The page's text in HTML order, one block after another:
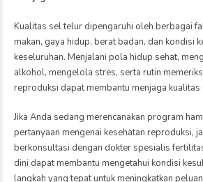
menjalani program hamil, jangan ragu untuk
dokter. Pemeriksaan sejak dini dapat
kista yang dimiliki sekaligus memberikan
sesuai untuk menjaga kesehatan reproduksi
peluang kehamilan.
Jika Anda membutuhkan bantuan seputar
infertilitas, dan program bayi tabung, Anda
Fertility Clinic untuk mendapatkan pelayanan